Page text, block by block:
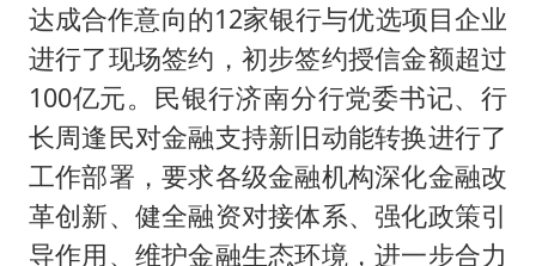
达成合作意向的12家银行与优选项目企业
进行了现场签约，初步签约授信金额超过
100亿元。民银行济南分行党委书记、行
长周逢民对金融支持新旧动能转换进行了
工作部署，要求各级金融机构深化金融改
革创新、健全融资对接体系、强化政策引
导作用、维护金融生态环境，进一步合力